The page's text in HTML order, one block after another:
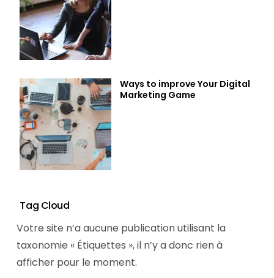
Ways to improve Your Digital
Marketing Game
Tag Cloud
Votre site n’a aucune publication utilisant la
taxonomie « Étiquettes », il n’y a donc rien à
afficher pour le moment.